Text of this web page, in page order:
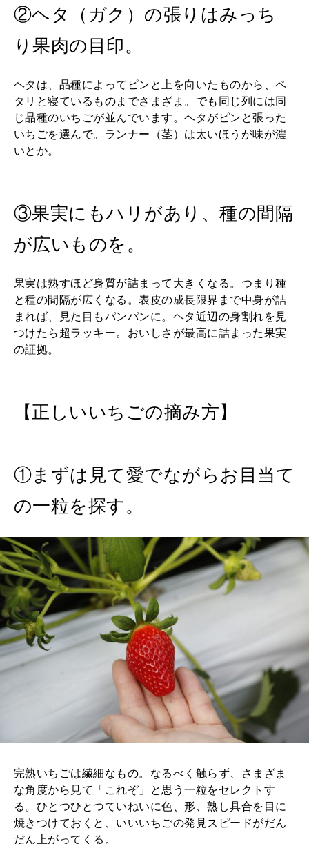
②ヘタ（ガク）の張りはみっち
り果肉の目印。
ヘタは、品種によってピンと上を向いたものから、ペ
タリと寝ているものまでさまざま。でも同じ列には同
じ品種のいちごが並んでいます。ヘタがピンと張った
いちごを選んで。ランナー（茎）は太いほうが味が濃
いとか。
③果実にもハリがあり、種の間隔
が広いものを。
果実は熟すほど身質が詰まって大きくなる。つまり種
と種の間隔が広くなる。表皮の成長限界まで中身が詰
まれば、見た目もパンパンに。ヘタ近辺の身割れを見
つけたら超ラッキー。おいしさが最高に詰まった果実
の証拠。
【正しいいちごの摘み方】
①まずは見て愛でながらお目当て
の一粒を探す。
完熟いちごは繊細なもの。なるべく触らず、さまざま
な角度から見て「これぞ」と思う一粒をセレクトす
る。ひとつひとつていねいに色、形、熟し具合を目に
焼きつけておくと、いいいちごの発見スピードがだん
だん上がってくる。